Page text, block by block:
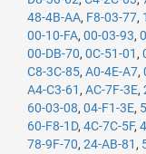
48-4B-AA, F8-03-77,
00-10-FA, 00-03-93,
00-DB-70, 0C-51-01 ,
C8-3C-85, A0-4E-A7,
A4-C3-61 , AC-7F-3E,
60-03-08, 04-F1-3E,
60-F8-1D, 4C-7C-5F,
78-9F-70, 24-AB-81 ,